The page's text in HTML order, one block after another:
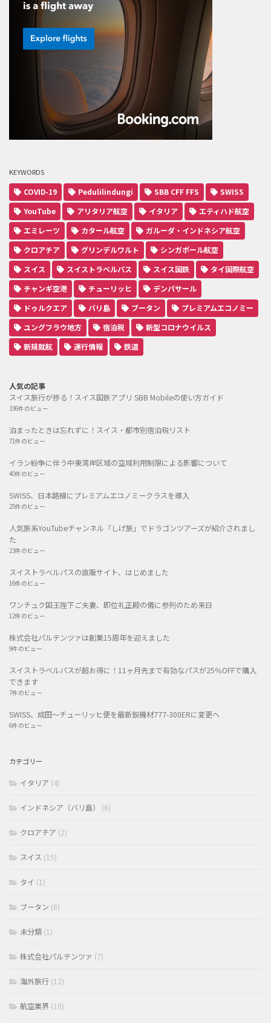
KEYWORDS
COVID-19 Pedulilindungi SBB CFF FFS
SWISS
YouTube
アリタリア航空 イタリア
エティハド航空
エミレーツ
カタール航空
ガルーダ・インドネシア航空
クロアチア
グリンデルワルト
シンガポール航空
スイス
スイストラベルパス スイス国鉄
タイ国際航空
チャンギ空港
チューリッヒ
デンパサール
ドゥルクエア
バリ島 ブータン
プレミアムエコノミー
ユングフラウ地方
宿泊税
新型コロナウイルス
新規就航
運行情報 鉄道
人気の記事
スイス旅行が捗る！スイス国鉄アプリ SBB Mobileの使い方ガイド
336件のビュー
泊まったときは忘れずに！スイス・都市別宿泊税リスト
71件のビュー
イラン紛争に伴う中東湾岸区域の空域利用制限による影響について
40件のビュー
SWISS、日本路線にプレミアムエコノミークラスを導入
25件のビュー
人気旅系YouTubeチャンネル「しげ旅」でドラゴンツアーズが紹介されまし
た
23件のビュー
スイストラベルパスの直販サイト、はじめました
16件のビュー
ワンチュク国王陛下ご夫妻、即位礼正殿の儀に参列のため来日
12件のビュー
株式会社パルテンツァは創業15周年を迎えました
9件のビュー
スイストラベルパスが超お得に！11ヶ月先まで有効なパスが25％OFFで購入
できます
7件のビュー
SWISS、成田〜チューリッヒ便を最新鋭機材777-300ERに変更へ
6件のビュー
カテゴリー
イタリア (4)
インドネシア（バリ島） (6)
クロアチア (2)
スイス (15)
タイ (1)
ブータン (6)
未分類 (1)
株式会社パルテンツァ (7)
海外旅行 (12)
航空業界 (10)